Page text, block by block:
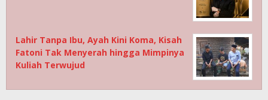
Lahir Tanpa Ibu, Ayah Kini Koma, Kisah
Fatoni Tak Menyerah hingga Mimpinya
Kuliah Terwujud